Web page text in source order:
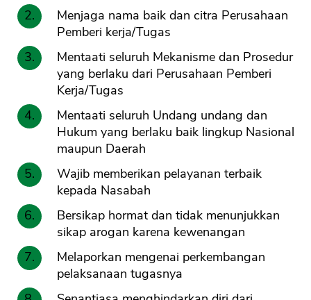
Menjaga nama baik dan citra Perusahaan
Pemberi kerja/Tugas
Mentaati seluruh Mekanisme dan Prosedur
yang berlaku dari Perusahaan Pemberi
Kerja/Tugas
Mentaati seluruh Undang undang dan
Hukum yang berlaku baik lingkup Nasional
maupun Daerah
Wajib memberikan pelayanan terbaik
kepada Nasabah
Bersikap hormat dan tidak menunjukkan
sikap arogan karena kewenangan
Melaporkan mengenai perkembangan
pelaksanaan tugasnya